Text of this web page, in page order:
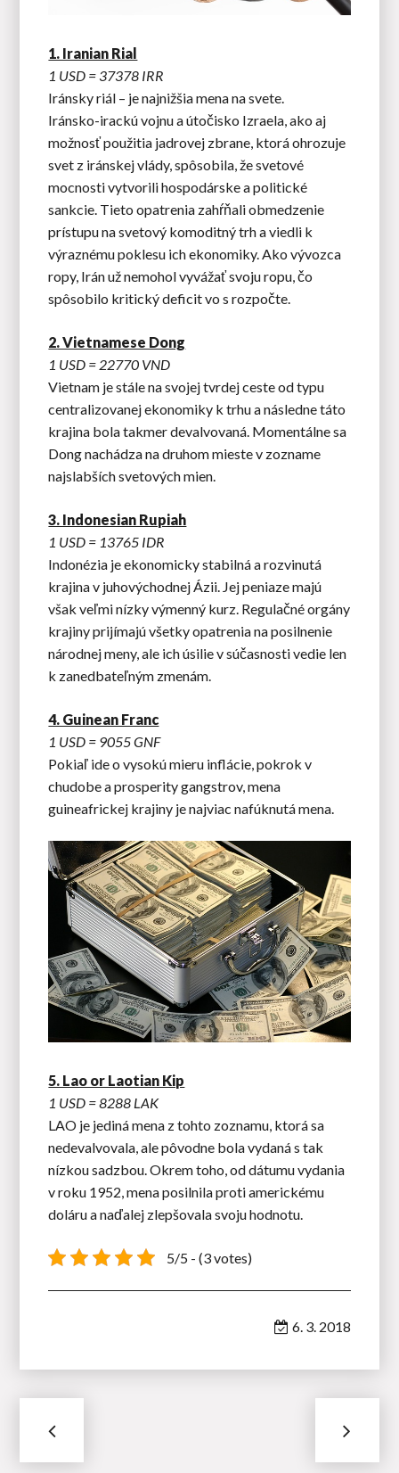
1. Iranian Rial
1 USD = 37378 IRR
Iránsky riál – je najnižšia mena na svete.
Iránsko-irackú vojnu a útočisko Izraela, ako aj
možnosť použitia jadrovej zbrane, ktorá ohrozuje
svet z iránskej vlády, spôsobila, že svetové
mocnosti vytvorili hospodárske a politické
sankcie. Tieto opatrenia zahŕňali obmedzenie
prístupu na svetový komoditný trh a viedli k
výraznému poklesu ich ekonomiky. Ako vývozca
ropy, Irán už nemohol vyvážať svoju ropu, čo
spôsobilo kritický deficit vo s rozpočte.
2. Vietnamese Dong
1 USD = 22770 VND
Vietnam je stále na svojej tvrdej ceste od typu
centralizovanej ekonomiky k trhu a následne táto
krajina bola takmer devalvovaná. Momentálne sa
Dong nachádza na druhom mieste v zozname
najslabších svetových mien.
3. Indonesian Rupiah
1 USD = 13765 IDR
Indonézia je ekonomicky stabilná a rozvinutá
krajina v juhovýchodnej Ázii. Jej peniaze majú
však veľmi nízky výmenný kurz. Regulačné orgány
krajiny prijímajú všetky opatrenia na posilnenie
národnej meny, ale ich úsilie v súčasnosti vedie len
k zanedbateľným zmenám.
4. Guinean Franc
1 USD = 9055 GNF
Pokiaľ ide o vysokú mieru inflácie, pokrok v
chudobe a prosperity gangstrov, mena
guineafrickej krajiny je najviac nafúknutá mena.
5. Lao or Laotian Kip
1 USD = 8288 LAK
LAO je jediná mena z tohto zoznamu, ktorá sa
nedevalvovala, ale pôvodne bola vydaná s tak
nízkou sadzbou. Okrem toho, od dátumu vydania
v roku 1952, mena posilnila proti americkému
doláru a naďalej zlepšovala svoju hodnotu.
5/5 - (3 votes)
6. 3. 2018